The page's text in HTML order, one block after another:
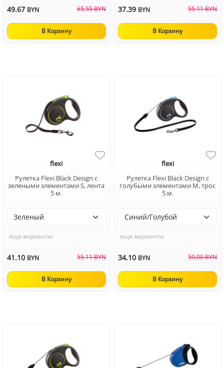
49.67 BYN 65.55 BYN
В Корзину
37.39 BYN 55.11 BYN
В Корзину
flexi
Рулетка Flexi Black Design c
зелеными элементами S, лента
5 м.
еще варианты
41.10 BYN 55.11 BYN
В Корзину
flexi
Рулетка Flexi Black Design c
голубыми элементами M, трос
5 м.
еще варианты
34.10 BYN 50.00 BYN
В Корзину